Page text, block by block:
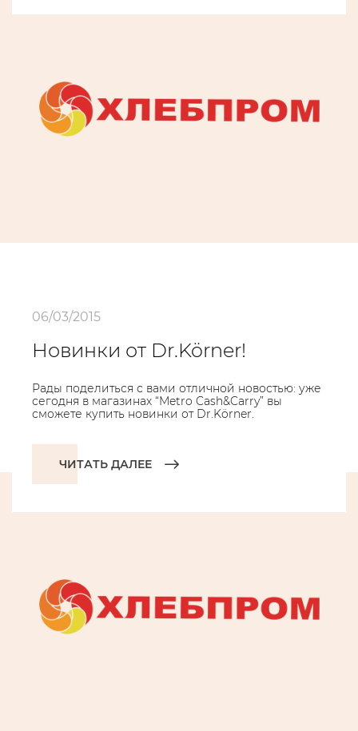
06/03/2015
Новинки от Dr.Körner!
Рады поделиться с вами отличной новостью: уже
сегодня в магазинах “Metro Cash&Carry” вы
сможете купить новинки от Dr.Körner.
ЧИТАТЬ ДАЛЕЕ